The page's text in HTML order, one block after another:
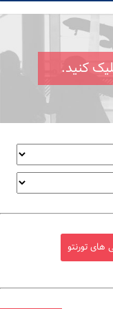
کنید.
های تورنتو